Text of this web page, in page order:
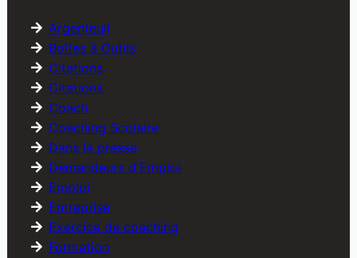
Argenteuil
Boîtes à Outils
Citations
Citations
Coach
Coaching Scolaire
Dans la presse
Demandeurs d'Emploi
Emploi
Entreprise
Exercice de coaching
Formation